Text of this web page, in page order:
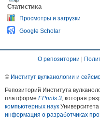
Статистика
Просмотры и загрузки
Google Scholar
О репозитории |
© Институт вулканологии и
Репозиторий Института
платформе EPrints 3 , которая
компьютерных наук Университета
информация о разработчиках